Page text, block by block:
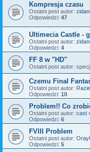
Kompresja czasu
Ostatni post autor:
Odpowiedzi: 47
Ultimecia Castle -
Ostatni post autor:
Odpowiedzi: 4
FF 8 w "HD"
Ostatni post autor:
Czemu Final
Ostatni post autor:
Odpowiedzi: 10
Problem!! Co
Ostatni post autor: cast
Odpowiedzi: 6
FVIII Problem
Ostatni post autor:
Odpowiedzi: 5